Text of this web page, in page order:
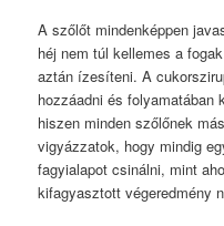
A szőlőt mindenképpen
héj nem túl kellemes a
aztán ízesíteni. A
hozzáadni és
hiszen minden szőlőnek
vigyázzatok, hogy mindig
fagyialapot csinálni, mint
kifagyasztott végeredmény